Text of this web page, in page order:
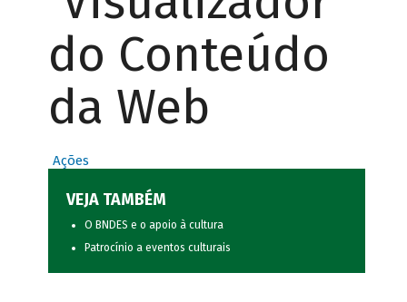
do Conteúdo
da Web
Ações
VEJA TAMBÉM
O BNDES e o apoio à cultura
Patrocínio a eventos culturais